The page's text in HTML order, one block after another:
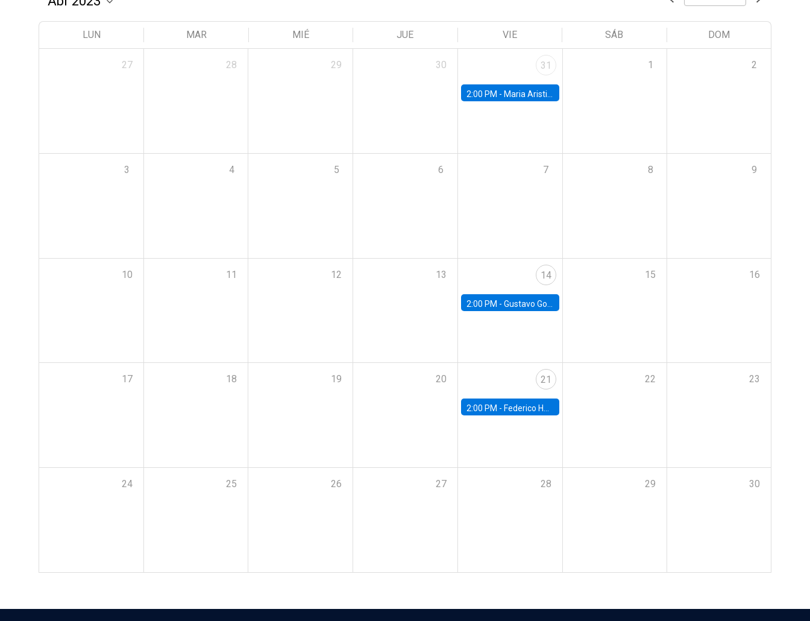
LUN MAR MIÉ JUE VIE SÁB DOM
27 28 29 30 31
2:00 PM - Maria Aristizabal-Ramirez, FED Board
1 2
3 4 5 6 7 8 9
10 11 12 13 14
2:00 PM - Gustavo González - Banco Central de Chile
15 16
17 18 19 20 21
2:00 PM - Federico Huneeus - Banco Central de Chile
22 23
24 25 26 27 28 29 30